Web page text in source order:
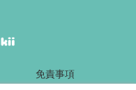
免責事項